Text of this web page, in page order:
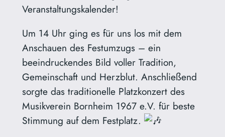
Veranstaltungskalender!
Um 14 Uhr ging es für uns los mit dem
Anschauen des Festumzugs – ein
beeindruckendes Bild voller Tradition,
Gemeinschaft und Herzblut. Anschließend
sorgte das traditionelle Platzkonzert des
Musikverein Bornheim 1967 e.V. für beste
Stimmung auf dem Festplatz.